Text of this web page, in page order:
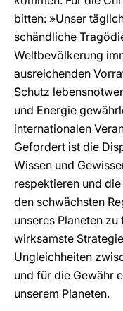
bitten: »Unser
schändliche
Weltbevölkerung
ausreichenden
Schutz
und Energie
internationalen
Gefordert ist die
Wissen und
respektieren und
den schwächsten
unseres Planeten
wirksamste
Ungleichheiten
und für die Gewähr
unserem Planeten.